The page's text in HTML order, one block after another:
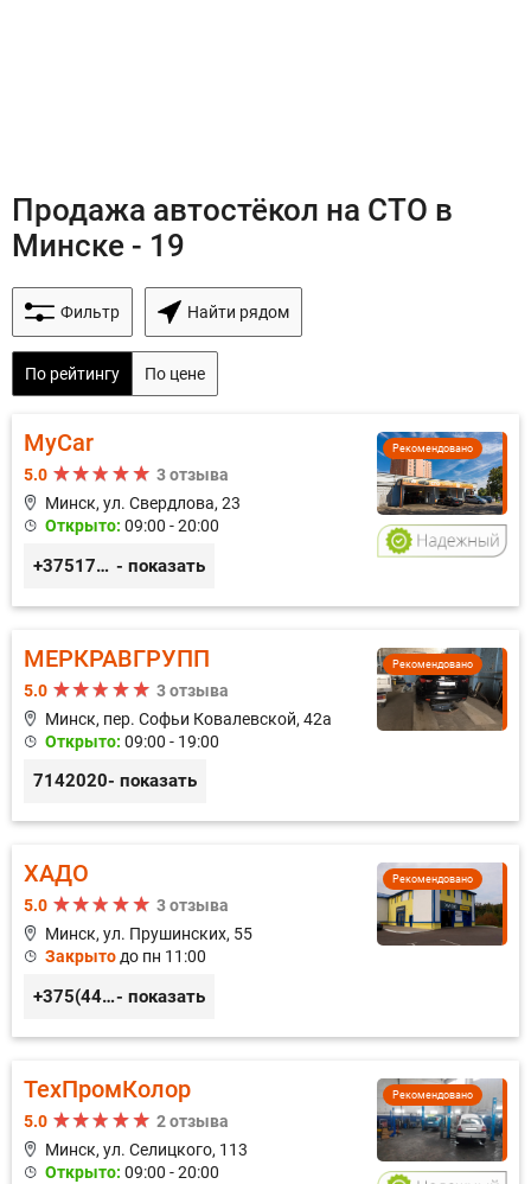
Продажа автостёкол на СТО в
Минске - 19
Фильтр Найти рядом
По рейтингу По цене
Рекомендовано
MyCar
5.0
3 отзыва
Минск, ул. Свердлова, 23
Открыто: 09:00 - 20:00
+375173212443 - показать
Рекомендовано
МЕРКРАВГРУПП
5.0
3 отзыва
Минск, пер. Софьи Ковалевской, 42а
Открыто: 09:00 - 19:00
7142020- показать
Рекомендовано
ХАДО
5.0
3 отзыва
Минск, ул. Прушинских, 55
Закрыто до пн 11:00
+375(44) 559-27-77- показать
Рекомендовано
ТехПромКолор
5.0
2 отзыва
Минск, ул. Селицкого, 113
Открыто: 09:00 - 20:00